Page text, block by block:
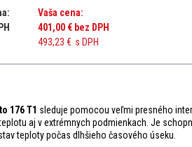
Vaša cena:
401,00 € bez DPH
493,23 € s DPH
176 T1 sleduje pomocou veľmi presného
aj v extrémnych podmienkach. Je
teploty počas dlhšieho časového úseku.